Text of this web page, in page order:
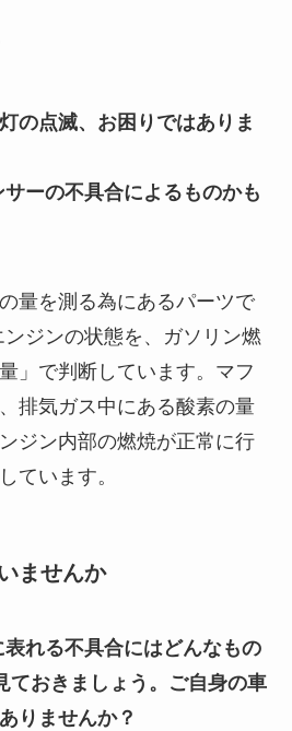
の点滅、お困りではありま
ーの不具合によるものかも
量を測る為にあるパーツで
ジンの状態を、ガソリン燃
」で判断しています。マフ
排気ガス中にある酸素の量
ジン内部の燃焼が正常に行
ています。
ませんか
れる不具合にはどんなもの
ておきましょう。ご自身の車
りませんか？